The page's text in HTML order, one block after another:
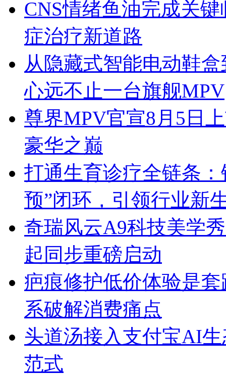
CNS情绪鱼油完成关
症治疗新道路
从隐藏式智能电动鞋
心远不止一台旗舰MPV
尊界MPV官宣8月5日
豪华之巅
打通生育诊疗全链条
预”闭环，引领行业新
奇瑞风云A9科技美学
起同步重磅启动
疤痕修护低价体验是
系破解消费痛点
头道汤接入支付宝AI
范式